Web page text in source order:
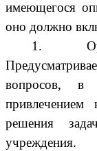
имеющегося
оно должно
1.
вопросов, в
решения
учреждения.